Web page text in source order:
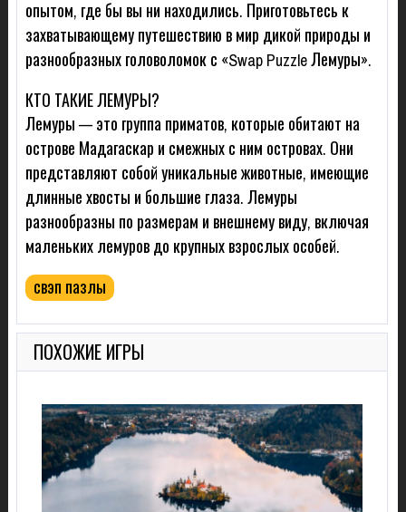
опытом, где бы вы ни находились. Приготовьтесь к
захватывающему путешествию в мир дикой природы и
разнообразных головоломок с «Swap Puzzle Лемуры».
КТО ТАКИЕ ЛЕМУРЫ?
Лемуры — это группа приматов, которые обитают на
острове Мадагаскар и смежных с ним островах. Они
представляют собой уникальные животные, имеющие
длинные хвосты и большие глаза. Лемуры
разнообразны по размерам и внешнему виду, включая
маленьких лемуров до крупных взрослых особей.
свэп пазлы
ПОХОЖИЕ ИГРЫ